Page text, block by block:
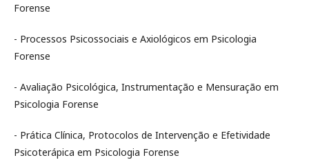
Forense
- Processos Psicossociais e Axiológicos em Psicologia
Forense
- Avaliação Psicológica, Instrumentação e Mensuração em
Psicologia Forense
- Prática Clínica, Protocolos de Intervenção e Efetividade
Psicoterápica em Psicologia Forense